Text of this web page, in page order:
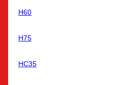
Н60
Н75
НС35